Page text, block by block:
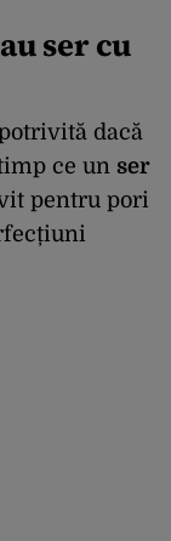
ser cu
dacă
ce un ser
pentru pori